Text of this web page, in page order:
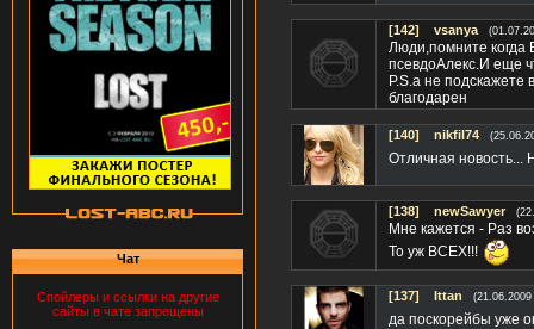
Чат
Спойлеры и ссылки на другие
сайты в чате запрещены
[142] vsanya
Люди,помните когда
псевдоАлекс.И еще
P.S.а не
благодарен
[140] nikfil74
Отличная
[138] newSawyer
Мне кажется - Раз
То уж ВСЕХ!!!
[137] Ittan (21.06.2009
да поскорейбы уже